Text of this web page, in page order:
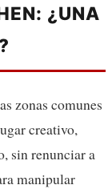
¿UNA
zonas comunes
creativo,
sin renunciar a
manipular